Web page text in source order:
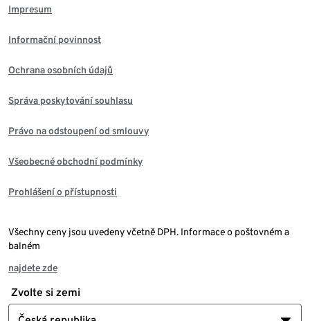
Impresum
Informační povinnost
Ochrana osobních údajů
Správa poskytování souhlasu
Právo na odstoupení od smlouvy
Všeobecné obchodní podmínky
Prohlášení o přístupnosti
Všechny ceny jsou uvedeny včetně DPH. Informace o poštovném a
balném
najdete zde
Zvolte si zemi